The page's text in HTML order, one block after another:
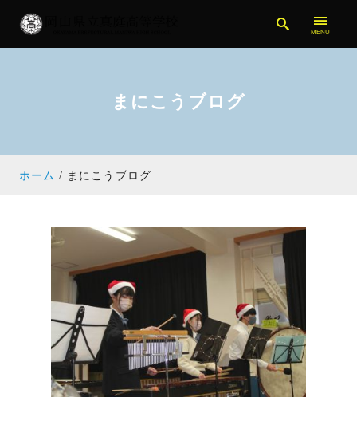
まにこうブログ
ホーム まにこうブログ